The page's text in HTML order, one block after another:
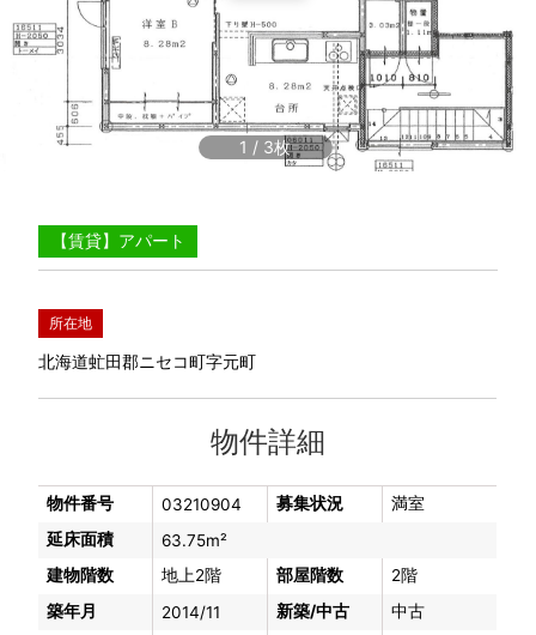
1 / 3
【賃貸】アパート
所在地
北海道虻田郡ニセコ町字元町
物件詳細
物件番号 03210904 募集状況
満室
延床面積
63.75m²
建物階数
地上2階 部屋階数
2階
築年月
2014/11 新築/中古
中古